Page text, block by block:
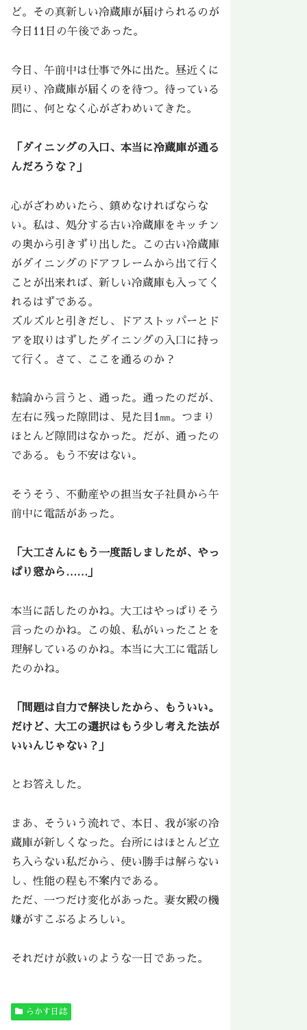
ど。その真新しい冷蔵庫が届けられるのが
今日11日の午後であった。
今日、午前中は仕事で外に出た。昼近くに
戻り、冷蔵庫が届くのを待つ。待っている
間に、何となく心がざわめいてきた。
「ダイニングの入口、本当に冷蔵庫が通る
んだろうな？」
心がざわめいたら、鎮めなければならな
い。私は、処分する古い冷蔵庫をキッチン
の奥から引きずり出した。この古い冷蔵庫
がダイニングのドアフレームから出て行く
ことが出来れば、新しい冷蔵庫も入ってく
れるはずである。
ズルズルと引きだし、ドアストッパーとド
アを取りはずしたダイニングの入口に持っ
て行く。さて、ここを通るのか？
結論から言うと、通った。通ったのだが、
左右に残った隙間は、見た目1㎜。つまり
ほとんど隙間はなかった。だが、通ったの
である。もう不安はない。
そうそう、不動産やの担当女子社員から午
前中に電話があった。
「大工さんにもう一度話しましたが、やっ
ぱり窓から……」
本当に話したのかね。大工はやっぱりそう
言ったのかね。この娘、私がいったことを
理解しているのかね。本当に大工に電話し
たのかね。
「問題は自力で解決したから、もういい。
だけど、大工の選択はもう少し考えた法が
いいんじゃない？」
とお答えした。
まあ、そういう流れで、本日、我が家の冷
蔵庫が新しくなった。台所にはほとんど立
ち入らない私だから、使い勝手は解らない
し、性能の程も不案内である。
ただ、一つだけ変化があった。妻女殿の機
嫌がすこぶるよろしい。
それだけが救いのような一日であった。
らかす日誌